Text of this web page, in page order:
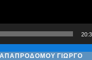
ΓΙΏΡΓΟ